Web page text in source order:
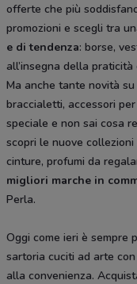
offerte che più
promozioni e scegli tra
e di tendenza: borse,
all’insegna della
Ma anche tante novità
braccialetti, accessori
speciale e non sai cosa
scopri le nuove
cinture, profumi da
migliori marche in
Perla.
Oggi come ieri è sempre
sartoria cuciti ad arte
alla convenienza.